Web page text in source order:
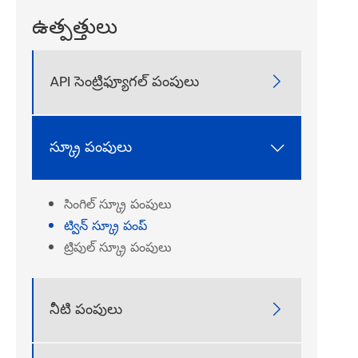
ఉత్పత్తులు
API సెంట్రిఫ్యూగల్ పంపులు 
స్క్రూ పంపులు 
సింగిల్ స్క్రూ పంపులు
ట్విన్ స్క్రూ పంప్
ట్రిపుల్ స్క్రూ పంపులు
నీటి పంపులు 